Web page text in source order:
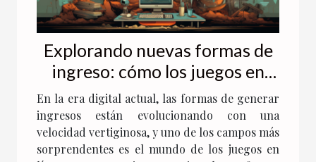
Explorando nuevas formas de
ingreso: cómo los juegos en
línea están revolucionando las
finanzas personales
En la era digital actual, las formas de generar
ingresos están evolucionando con una
velocidad vertiginosa, y uno de los campos más
sorprendentes es el mundo de los juegos en